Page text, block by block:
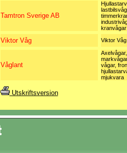
Tamtron Sverige AB
kranvågar
Viktor Våg Viktor Våg
Våglant
Axelvågar,
vågar,
mjukvara
Utskriftsversion